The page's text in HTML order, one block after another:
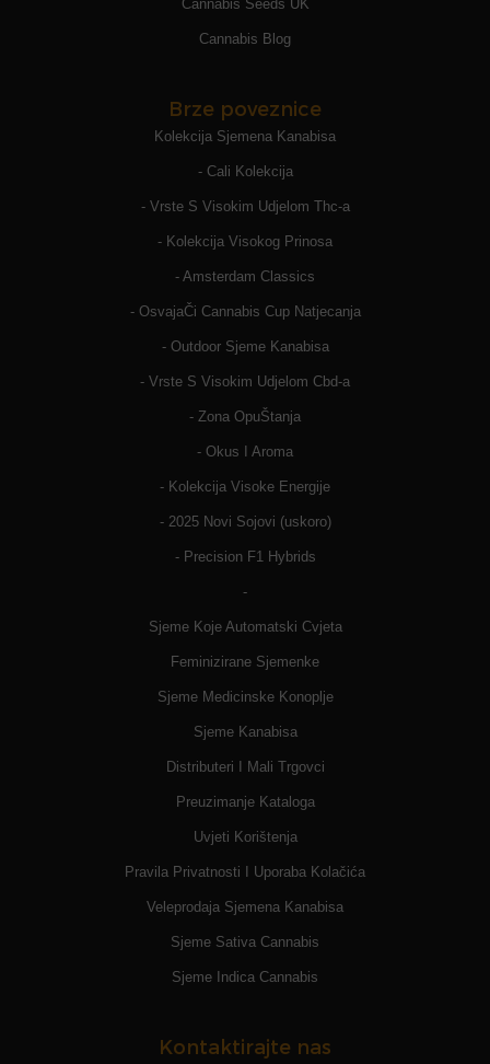
Cannabis Seeds UK
Cannabis Blog
Brze poveznice
Kolekcija Sjemena Kanabisa
- Cali Kolekcija
- Vrste S Visokim Udjelom Thc-a
- Kolekcija Visokog Prinosa
- Amsterdam Classics
- OsvajaČi Cannabis Cup Natjecanja
- Outdoor Sjeme Kanabisa
- Vrste S Visokim Udjelom Cbd-a
- Zona OpuŠtanja
- Okus I Aroma
- Kolekcija Visoke Energije
- 2025 Novi Sojovi (uskoro)
- Precision F1 Hybrids
-
Sjeme Koje Automatski Cvjeta
Feminizirane Sjemenke
Sjeme Medicinske Konoplje
Sjeme Kanabisa
Distributeri I Mali Trgovci
Preuzimanje Kataloga
Uvjeti Korištenja
Pravila Privatnosti I Uporaba Kolačića
Veleprodaja Sjemena Kanabisa
Sjeme Sativa Cannabis
Sjeme Indica Cannabis
Kontaktirajte nas